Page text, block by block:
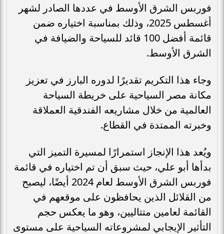
فوربس الشرق الأوسط في عددها الصادر لشهر
أغسطس 2025، وذلك بمناسبة اختياره ضمن
قائمة أفضل 100 قائد للسياحة والضيافة في
الشرق الأوسط.
وجاء هذا التكريم تقديرًا لدوره البارز في تعزيز
مكانة مصر السياحية على خريطة السياحة
العالمية من خلال مشاريعه الفندقية العملاقة
وخبرته الممتدة في القطاع.
ويُعد هذا الإنجاز استمرارًا لمسيرة التميز التي
بدأها أبو علي، حيث سبق أن تم اختياره في قائمة
فوربس الشرق الأوسط لعام 2024 أيضًا، ليصبح
من القلائل الذين يحافظون على موقعهم في
القائمة لعامين متتاليين، وهو ما يعكس حجم
التأثير الإيجابي لمشروعاته السياحية على مستوى